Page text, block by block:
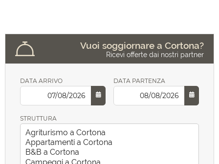
Vuoi soggiornare a Cortona?
Ricevi offerte dai nostri partner
DATA ARRIVO DATA PARTENZA
STRUTTURA